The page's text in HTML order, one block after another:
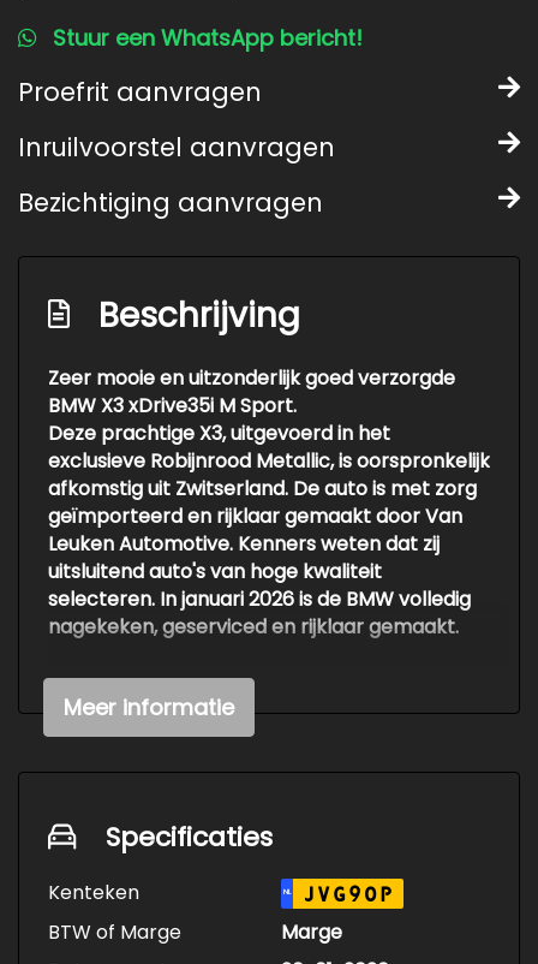
Stuur een WhatsApp bericht!
Proefrit aanvragen
Inruilvoorstel aanvragen
Bezichtiging aanvragen
Beschrijving
Zeer mooie en uitzonderlijk goed verzorgde
BMW X3 xDrive35i M Sport.
Deze prachtige X3, uitgevoerd in het
exclusieve Robijnrood Metallic, is oorspronkelijk
afkomstig uit Zwitserland. De auto is met zorg
geïmporteerd en rijklaar gemaakt door Van
Leuken Automotive. Kenners weten dat zij
uitsluitend auto's van hoge kwaliteit
selecteren. In januari 2026 is de BMW volledig
nagekeken, geserviced en rijklaar gemaakt.
Vanaf de eerste meters merk je dat dit geen
doorsnee X3 is. De auto voelt, ruikt en rijdt als
een Zwitsers uurwerk. Alles aan deze BMW
straalt kwaliteit uit: de exclusieve kleur, de
90.542 kilometer, het uitstekende
onderhoudsverleden en de uitzonderlijk rijke
uitrusting maken dit tot een auto die je zelden
tegenkomt.
Meer informatie
Specificaties
Kenteken NL JVG90P
BTW of Marge
Marge